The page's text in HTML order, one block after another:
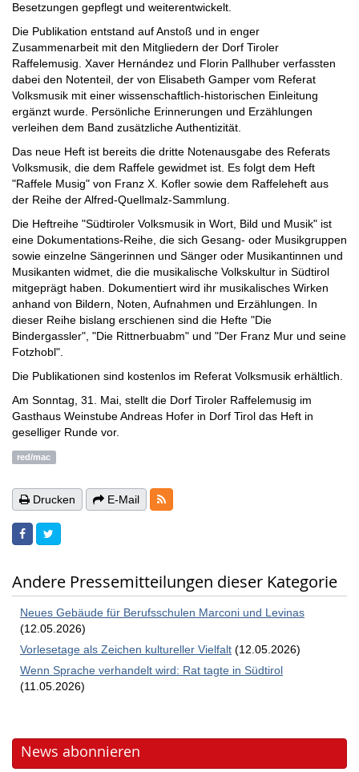
Besetzungen gepflegt und weiterentwickelt.
Die Publikation entstand auf Anstoß und in enger
Zusammenarbeit mit den Mitgliedern der Dorf Tiroler
Raffelemusig. Xaver Hernández und Florin Pallhuber verfassten
dabei den Notenteil, der von Elisabeth Gamper vom Referat
Volksmusik mit einer wissenschaftlich-historischen Einleitung
ergänzt wurde. Persönliche Erinnerungen und Erzählungen
verleihen dem Band zusätzliche Authentizität.
Das neue Heft ist bereits die dritte Notenausgabe des Referats
Volksmusik, die dem Raffele gewidmet ist. Es folgt dem Heft
"Raffele Musig" von Franz X. Kofler sowie dem Raffeleheft aus
der Reihe der Alfred-Quellmalz-Sammlung.
Die Heftreihe "Südtiroler Volksmusik in Wort, Bild und Musik" ist
eine Dokumentations-Reihe, die sich Gesang- oder Musikgruppen
sowie einzelne Sängerinnen und Sänger oder Musikantinnen und
Musikanten widmet, die die musikalische Volkskultur in Südtirol
mitgeprägt haben. Dokumentiert wird ihr musikalisches Wirken
anhand von Bildern, Noten, Aufnahmen und Erzählungen. In
dieser Reihe bislang erschienen sind die Hefte "Die
Bindergassler", "Die Rittnerbuabm" und "Der Franz Mur und seine
Fotzhobl".
Die Publikationen sind kostenlos im Referat Volksmusik erhältlich.
Am Sonntag, 31. Mai, stellt die Dorf Tiroler Raffelemusig im
Gasthaus Weinstube Andreas Hofer in Dorf Tirol das Heft in
geselliger Runde vor.
red/mac
Drucken E-Mail RSS-Feeds
Andere Pressemitteilungen dieser Kategorie
Neues Gebäude für Berufsschulen Marconi und Levinas
(12.05.2026)
Vorlesetage als Zeichen kultureller Vielfalt (12.05.2026)
Wenn Sprache verhandelt wird: Rat tagte in Südtirol
(11.05.2026)
News abonnieren